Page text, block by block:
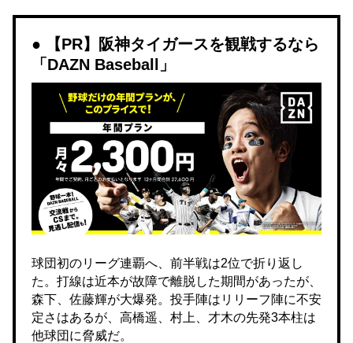
【PR】阪神タイガースを観戦するなら
「DAZN Baseball」
球団初のリーグ連覇へ、前半戦は2位で折り返し
た。打線は近本が故障で離脱した期間があったが、
森下、佐藤輝が大爆発。投手陣はリリーフ陣に不安
定さはあるが、高橋遥、村上、才木の先発3本柱は
他球団に脅威だ。